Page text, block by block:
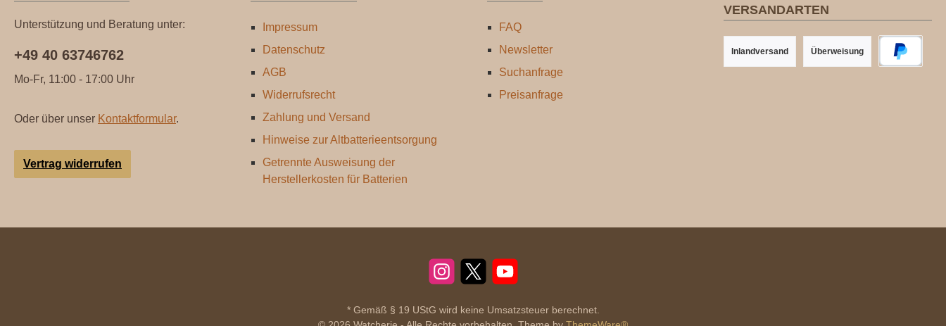
Unterstützung und Beratung unter:
+49 40 63746762
Mo-Fr, 11:00 - 17:00 Uhr
Oder über unser Kontaktformular.
Vertrag widerrufen
Impressum
Datenschutz
AGB
Widerrufsrecht
Zahlung und Versand
Hinweise zur Altbatterieentsorgung
Getrennte Ausweisung der
Herstellerkosten für Batterien
FAQ
Newsletter
Suchanfrage
Preisanfrage
VERSANDARTEN
Überweisung
Inlandversand
Instagram YouTube
* Gemäß § 19 UStG wird keine Umsatzsteuer berechnet.